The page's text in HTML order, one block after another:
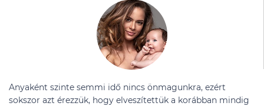
Anyaként szinte semmi idő nincs önmagunkra, ezért
sokszor azt érezzük, hogy elveszítettük a korábban mindig